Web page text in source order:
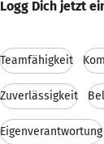
Logg Dich jetzt
Teamfähigkeit
Zuverlässigkeit
Eigenverantwortung